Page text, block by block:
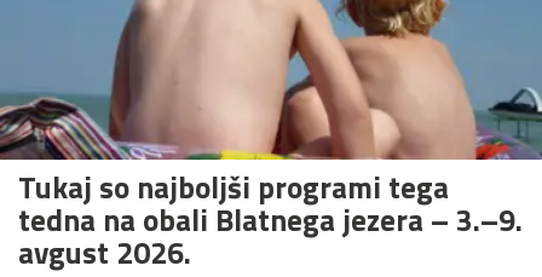
Tukaj so najboljši programi tega
tedna na obali Blatnega jezera – 3.–9.
avgust 2026.